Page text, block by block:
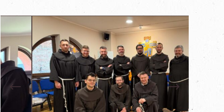
Previous Next